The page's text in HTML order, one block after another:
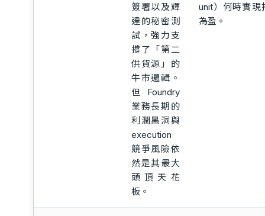
簽署以及輝
達的秘密測
試，強力支
撐了「第二
供貨源」的
牛市邏輯。
但 Foundry
業務長期的
利潤黑洞與
execution
競爭風險依
然是其最大
頭頂天花
板。
unit）何時實現
為盈。